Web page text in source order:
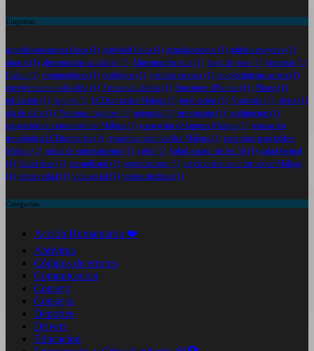
Etiquetas
acondicionamiento físico (1) actividad física (1) actualizaciones (1) adultos mayores (1)
ahorro (1) alimentación saludable (1) Alimentación sana (1) bajar de peso (1) bienestar (1)
Calcio (1) computadoras (1) ecológico (1) ejercicio en casa (1) envejecimiento activo (1)
envejecimiento saludable (1) Frutas saludables (1) Funciones iPhones (1) iPhone (1)
jubilación (1) laptops (1) LCDportatiles Malaga (1) motivación (1) Nutrición (1) oferta (1)
ola de calor (1) Personas mayores (1) potencial (1) prevención (1) rendimiento (1)
reparación de computadoras Málaga (1) reparación de laptops Málaga (1) reparación
tecnológica LCDportatiles (2) repuestos para móviles Málaga (1) repuestos para tablets
Málaga (1) rutina de entrenamiento (1) salud (1) Salud a partir de los 50 (1) salud mental
(1) Salud ósea (1) secondhand (1) segundamano (1) servicio técnico informático Málaga
(1) tercera edad (1) vida social (1) visitas médicas (1)
Categorias
Acción Humanitaria ❤️
Antivirus
Códigos de errores
Comunicacion
Consejo
Consejos
Deportes
Drivers
Educacion